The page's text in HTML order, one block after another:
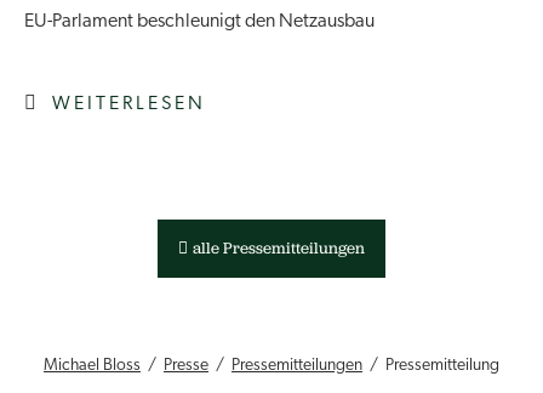
EU-Parlament beschleunigt den Netzausbau
WEITERLESEN
alle Pressemitteilungen
Michael Bloss Presse Pressemitteilungen Pressemitteilung